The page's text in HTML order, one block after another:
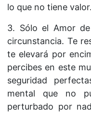
lo que no tiene
3. Sólo el Amor
circunstancia. Te
te elevará por
percibes en este
seguridad
mental que no
perturbado por